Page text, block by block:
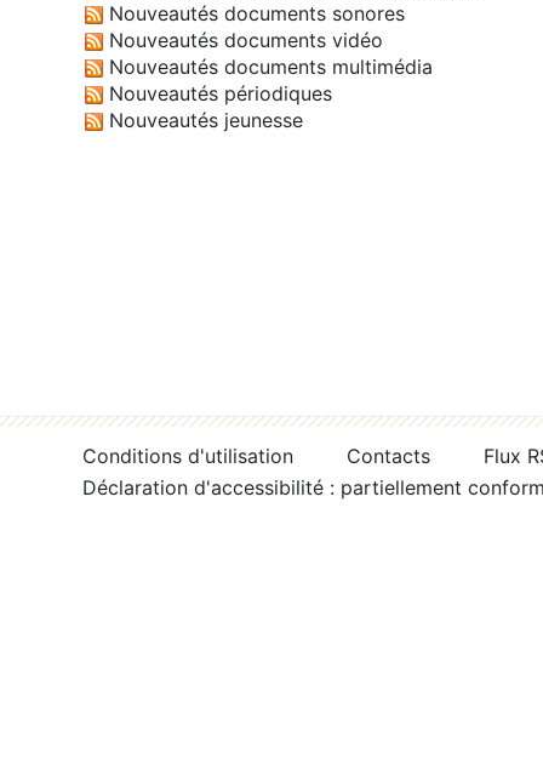
Nouveautés documents sonores
Nouveautés documents vidéo
Nouveautés documents multimédia
Nouveautés périodiques
Nouveautés jeunesse
Conditions d'utilisation Contacts
Flux
Déclaration d'accessibilité : partiellement